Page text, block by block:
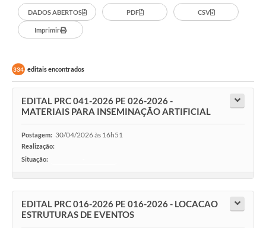
DADOS ABERTOS PDF CSV
Imprimir
334 editais encontrados
EDITAL PRC 041-2026 PE 026-2026 -
MATERIAIS PARA INSEMINAÇÃO ARTIFICIAL
Postagem: 30/04/2026 às 16h51
Realização:
Situação:
EDITAL PRC 016-2026 PE 016-2026 - LOCACAO
ESTRUTURAS DE EVENTOS